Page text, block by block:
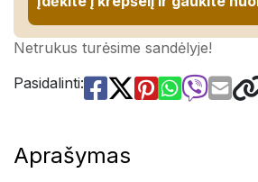
Netrukus turėsime sandėlyje!
Pasidalinti:
Aprašymas